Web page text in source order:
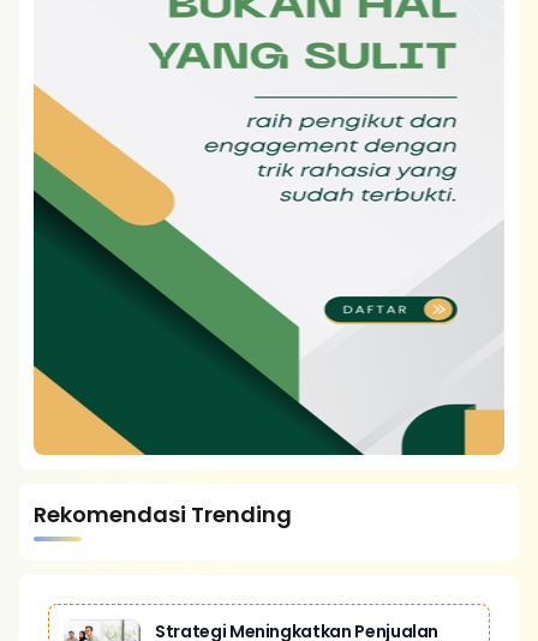
Rekomendasi Trending
Strategi Meningkatkan Penjualan